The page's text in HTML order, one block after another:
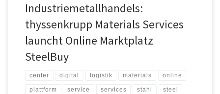
Industriemetallhandels:
thyssenkrupp Materials Services
launcht Online Marktplatz
SteelBuy
center digital logistik materials online
plattform service services stahl steel